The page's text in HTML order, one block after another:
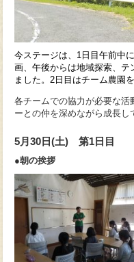
今ステージは、1日目午前中
画、午後からは地域探索、テ
ました。2日目はチーム農園
各チームでの協力が必要な
ーとの仲を深めながら成長し
5月30日(土) 第1日目
●朝の挨拶